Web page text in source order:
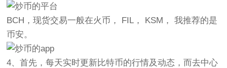
BCH，现货交易一般在火币， FIL， KSM， 我推荐的是
币安。
4、首先，每天实时更新比特币的行情及动态，而去中心